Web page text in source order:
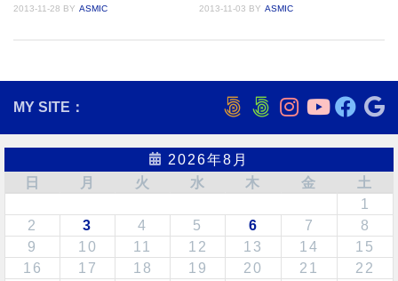
2013-11-28 BY ASMIC 2013-11-03 BY ASMIC
MY SITE：
2026年8月
日
月 火 水 木 金
土
1
2
3 4 5 6 7
8
9
10 11 12 13 14
15
16
17 18 19 20 21
22